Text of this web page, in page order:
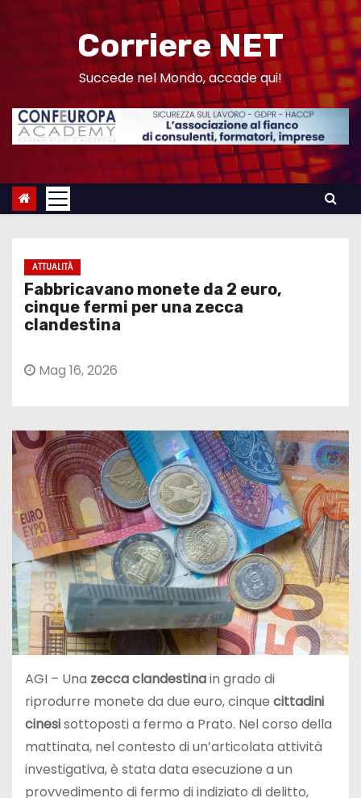
n
Corriere NET
Succede nel Mondo, accade qui!
ATTUALITÀ
Fabbricavano monete da 2 euro,
cinque fermi per una zecca
clandestina
Mag 16, 2026
AGI – Una zecca clandestinain grado di
riprodurre monete da due euro, cinque cittadini
cinesisottoposti a fermo a Prato. Nel corso della
mattinata, nel contesto di un’articolata attività
investigativa, è stata data esecuzione a un
provvedimento di fermo di indiziato di delitto,